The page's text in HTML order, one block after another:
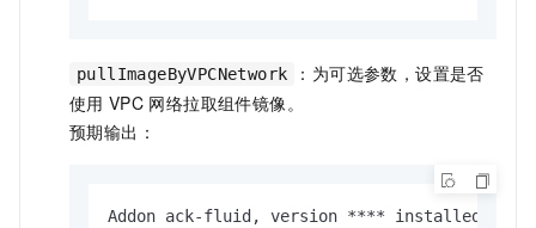
pullImageByVPCNetwork
：为可选参数，设置是否
使用 VPC 网络拉取组件镜像。
预期输出：
Addon ack-fluid, version **** installed.